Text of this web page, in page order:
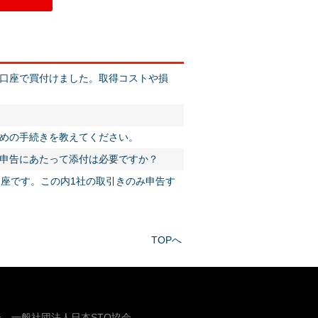
座で買付けました。取得コストや損
手続きを教えてください。
告にあたって添付は必要ですか？
です。この内1社の取引きのみ申告す
TOPへ